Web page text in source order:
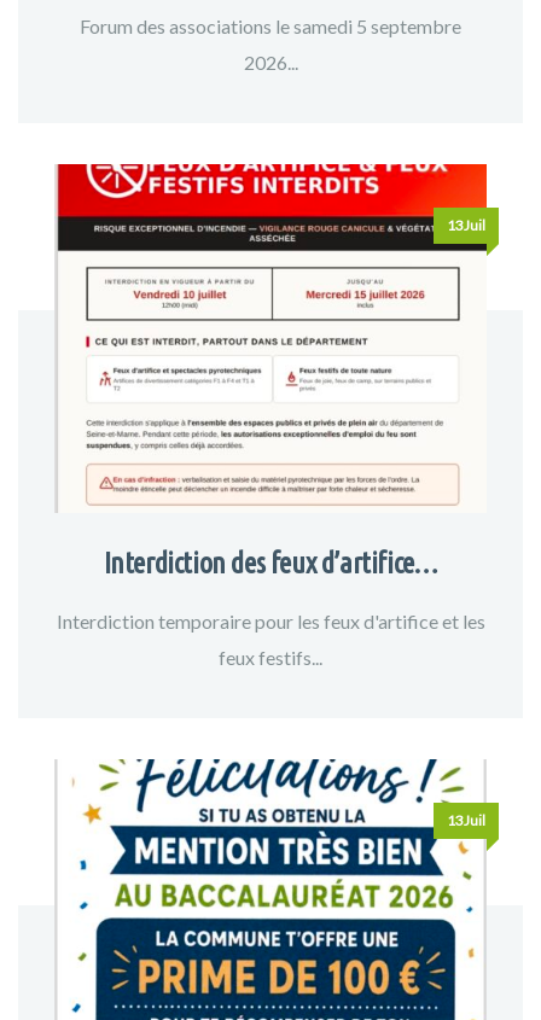
Forum des associations le samedi 5 septembre
2026...
13Juil
Interdiction des feux d’artifice…
Interdiction temporaire pour les feux d'artifice et les
feux festifs...
13Juil